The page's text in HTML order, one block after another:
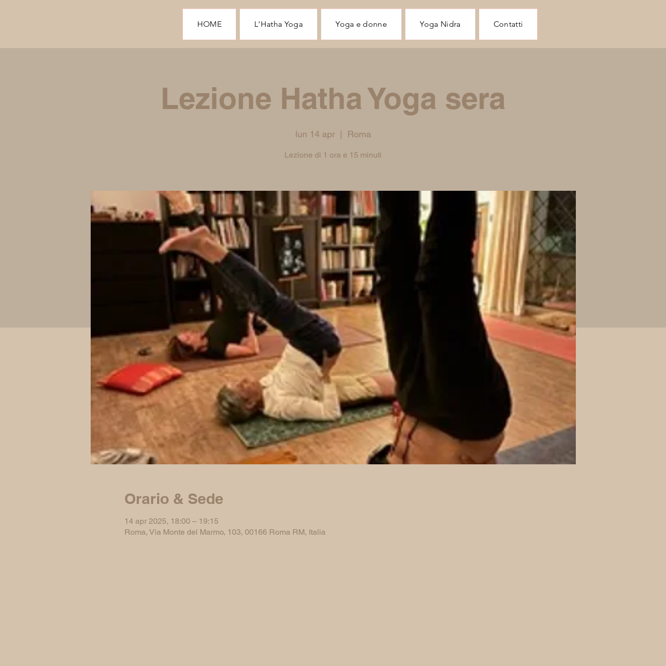
HOME L'Hatha Yoga Yoga e donne Yoga Nidra Contatti
Lezione Hatha Yoga sera
lun 14 apr
  |
Roma
Lezione di 1 ora e 15 minuti
Orario & Sede
14 apr 2025, 18:00 – 19:15
Roma, Via Monte del Marmo, 103, 00166 Roma RM, Italia